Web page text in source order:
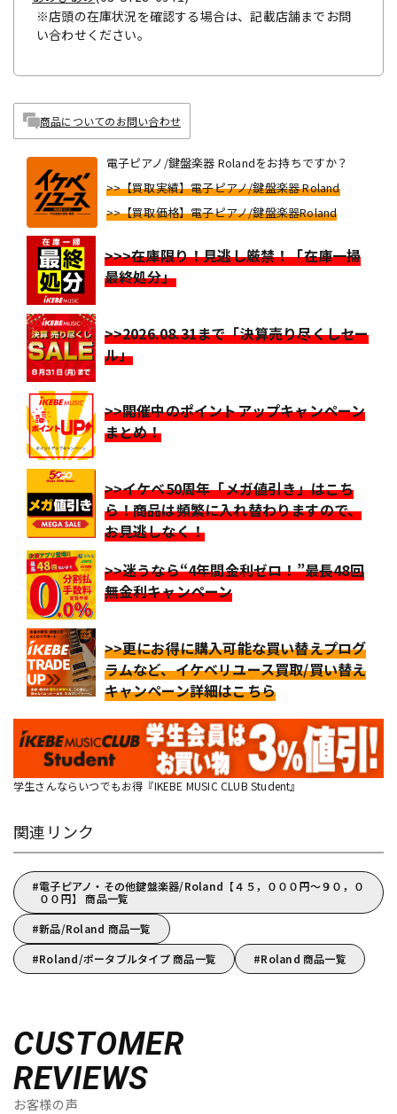
※店頭の在庫状況を確認する場合は、記載店舗までお問
い合わせください。
商品についてのお問い合わせ
電子ピアノ/鍵盤楽器 Rolandをお持ちですか？
>>【買取実績】電子ピアノ/鍵盤楽器 Roland
>>【買取価格】電子ピアノ/鍵盤楽器Roland
>>>在庫限り！見逃し厳禁！「在庫一掃
最終処分」
>>2026.08.31まで「決算売り尽くしセー
ル」
>>開催中のポイントアップキャンペーン
まとめ！
>>イケベ50周年「メガ値引き」はこち
ら！商品は頻繁に入れ替わりますので、
お見逃しなく！
>>迷うなら“4年間金利ゼロ！”最長48回
無金利キャンペーン
>>更にお得に購入可能な買い替えプログ
ラムなど、イケベリユース買取/買い替え
キャンペーン詳細はこちら
学生さんならいつでもお得『IKEBE MUSIC CLUB Student』
関連リンク
電子ピアノ・その他鍵盤楽器/Roland【４５，０００円～９０，０
００円】 商品一覧
新品/Roland 商品一覧
Roland/ポータブルタイプ 商品一覧
Roland 商品一覧
CUSTOMER
REVIEWS
お客様の声